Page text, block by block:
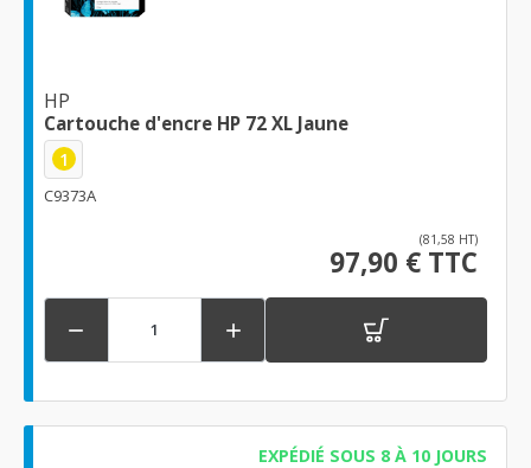
HP
Cartouche d'encre HP 72 XL Jaune
1
C9373A
(81,58 HT)
97,90 € TTC
 
EXPÉDIÉ SOUS 8 À 10 JOURS